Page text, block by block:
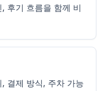
후기 흐름을 함께 비
결제 방식, 주차 가능